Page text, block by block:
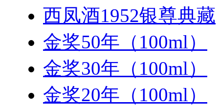
西凤酒1952银尊典藏
金奖50年（100ml）
金奖30年（100ml）
金奖20年（100ml）